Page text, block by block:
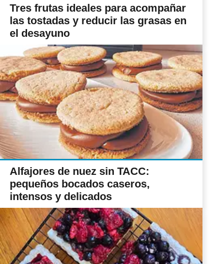
Tres frutas ideales para acompañar
las tostadas y reducir las grasas en
el desayuno
Alfajores de nuez sin TACC:
pequeños bocados caseros,
intensos y delicados